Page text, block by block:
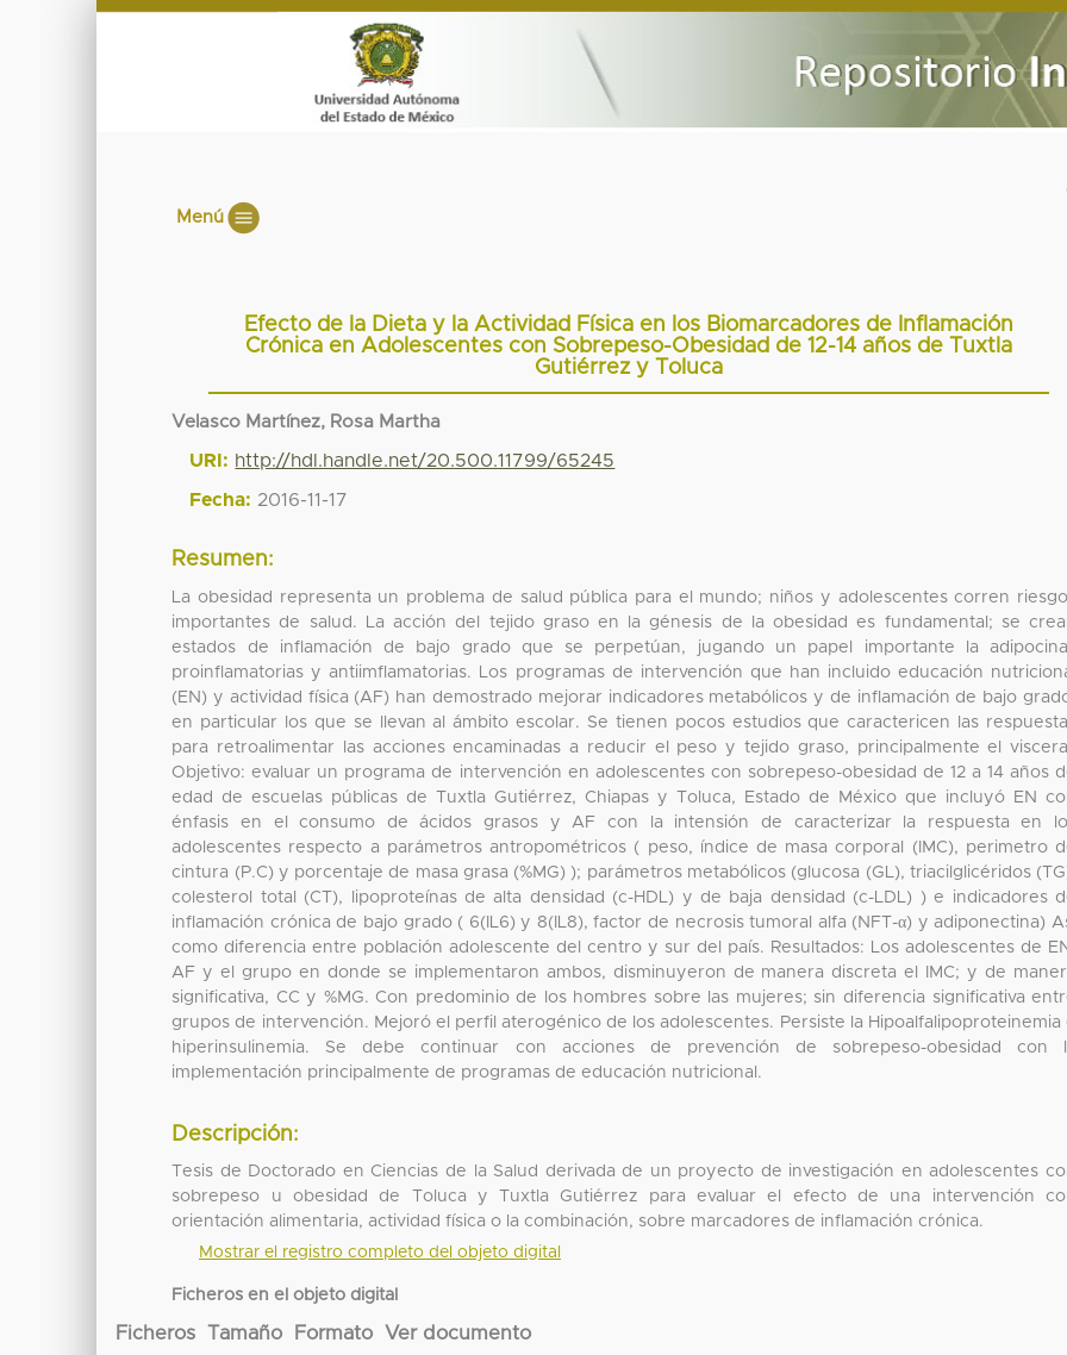
Menú
Efecto de la Dieta y la Actividad Física en los Biomarcadores de Inflamación
Crónica en Adolescentes con Sobrepeso-Obesidad de 12-14 años de Tuxtla
Gutiérrez y Toluca
Velasco Martínez, Rosa Martha
URI: http://hdl.handle.net/20.500.11799/65245
Fecha: 2016-11-17
Resumen:
La obesidad representa un problema de salud pública para el mundo; niños y adolescentes corren
importantes de salud. La acción del tejido graso en la génesis de la obesidad es fundamental; se
estados de inflamación de bajo grado que se perpetúan, jugando un papel importante la
proinflamatorias y antiimflamatorias. Los programas de intervención que han incluido educación
(EN) y actividad física (AF) han demostrado mejorar indicadores metabólicos y de inflamación de bajo
en particular los que se llevan al ámbito escolar. Se tienen pocos estudios que caractericen las
para retroalimentar las acciones encaminadas a reducir el peso y tejido graso, principalmente el
Objetivo: evaluar un programa de intervención en adolescentes con sobrepeso-obesidad de 12 a 14 años
edad de escuelas públicas de Tuxtla Gutiérrez, Chiapas y Toluca, Estado de México que incluyó EN
énfasis en el consumo de ácidos grasos y AF con la intensión de caracterizar la respuesta en
adolescentes respecto a parámetros antropométricos ( peso, índice de masa corporal (IMC), perimetro
cintura (P.C) y porcentaje de masa grasa (%MG) ); parámetros metabólicos (glucosa (GL), triacilglicéridos
colesterol total (CT), lipoproteínas de alta densidad (c-HDL) y de baja densidad (c-LDL) ) e indicadores
inflamación crónica de bajo grado ( 6(IL6) y 8(IL8), factor de necrosis tumoral alfa (NFT-α) y adiponectina)
como diferencia entre población adolescente del centro y sur del país. Resultados: Los adolescentes de
AF y el grupo en donde se implementaron ambos, disminuyeron de manera discreta el IMC; y de
significativa, CC y %MG. Con predominio de los hombres sobre las mujeres; sin diferencia significativa
grupos de intervención. Mejoró el perfil aterogénico de los adolescentes. Persiste la Hipoalfalipoproteinemia
hiperinsulinemia. Se debe continuar con acciones de prevención de sobrepeso-obesidad con
implementación principalmente de programas de educación nutricional.
Descripción:
Tesis de Doctorado en Ciencias de la Salud derivada de un proyecto de investigación en adolescentes
sobrepeso u obesidad de Toluca y Tuxtla Gutiérrez para evaluar el efecto de una intervención
orientación alimentaria, actividad física o la combinación, sobre marcadores de inflamación crónica.
Mostrar el registro completo del objeto digital
Ficheros en el objeto digital
Ficheros Tamaño Formato
Ver documento